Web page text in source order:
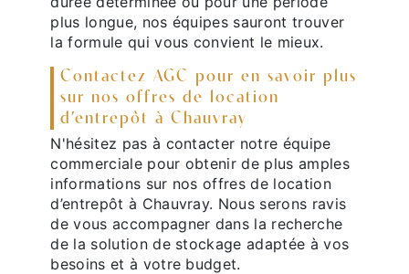
plus longue, nos équipes sauront trouver
la formule qui vous convient le mieux.
Contactez AGC pour en savoir plus
sur nos offres de location
d’entrepôt à Chauvray
N'hésitez pas à contacter notre équipe
commerciale pour obtenir de plus amples
informations sur nos offres de location
d’entrepôt à Chauvray. Nous serons ravis
de vous accompagner dans la recherche
de la solution de stockage adaptée à vos
besoins et à votre budget.